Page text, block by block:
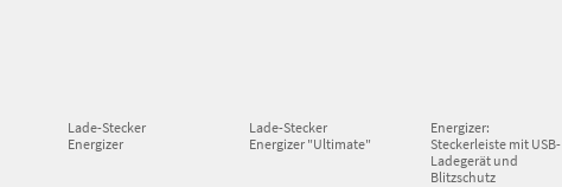
Lade-Stecker
Energizer
Lade-Stecker
Energizer "Ultimate"
Energizer:
Steckerleiste mit USB-
Ladegerät und
Blitzschutz